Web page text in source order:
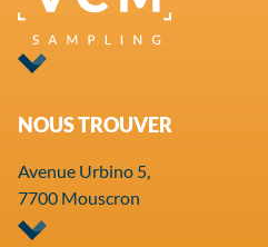
NOUS TROUVER
Avenue Urbino 5,
7700 Mouscron